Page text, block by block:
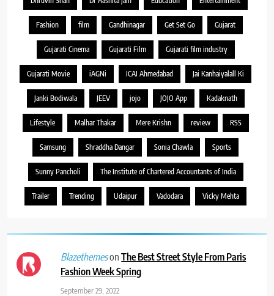
Fashion film Gandhinagar Get Set Go Gujarat
Gujarati Cinema Gujarati Film Gujarati film industry
Gujarati Movie iAGNi ICAI Ahmedabad Jai Kanhaiyalall Ki
Janki Bodiwala JEEV jojo JOJO App Kadaknath
Lifestyle Malhar Thakar Mere Krishn review RSS
Samsung Shraddha Dangar Sonia Chawla Sports
Sunny Pancholi The Institute of Chartered Accountants of India
Trailer Trending Udaipur Vadodara Vicky Mehta
BlazethemesonThe Best Street Style From Paris
Fashion Week Spring
September 29, 2022